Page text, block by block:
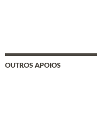
OUTROS APOIOS